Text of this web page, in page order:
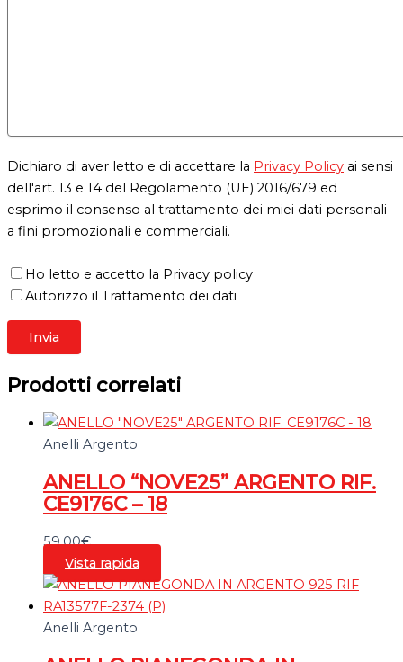
Dichiaro di aver letto e di accettare la Privacy Policy ai sensi
dell'art. 13 e 14 del Regolamento (UE) 2016/679 ed
esprimo il consenso al trattamento dei miei dati personali
a fini promozionali e commerciali.
Ho letto e accetto la Privacy policy
Autorizzo il Trattamento dei dati
Prodotti correlati
Anelli Argento
ANELLO “NOVE25” ARGENTO RIF.
CE9176C – 18
59,00€
Vista rapida
Anelli Argento